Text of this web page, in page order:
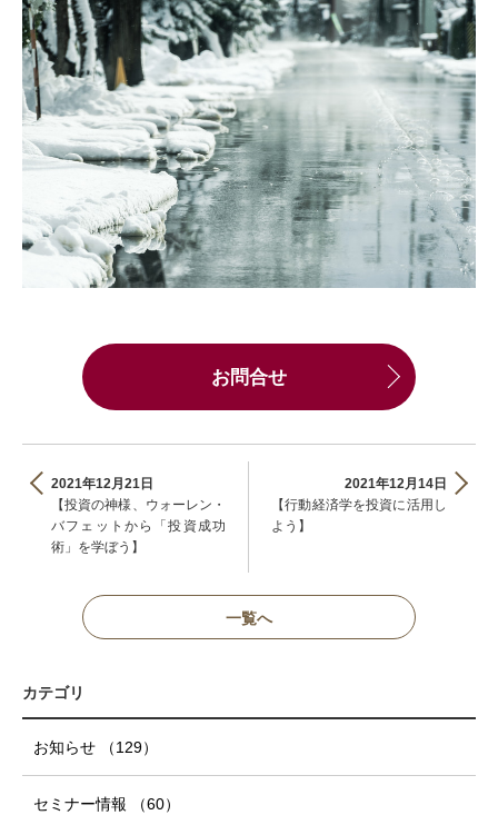
お問合せ
2021年12月21日
【投資の神様、ウォーレン・
バフェットから「投資成功
術」を学ぼう】
2021年12月14日
【行動経済学を投資に活用し
よう】
一覧へ
カテゴリ
お知らせ （129）
セミナー情報 （60）